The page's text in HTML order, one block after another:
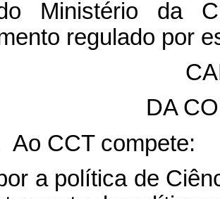
Ministério da
regulado por
DA
Ao CCT compete:
a política de